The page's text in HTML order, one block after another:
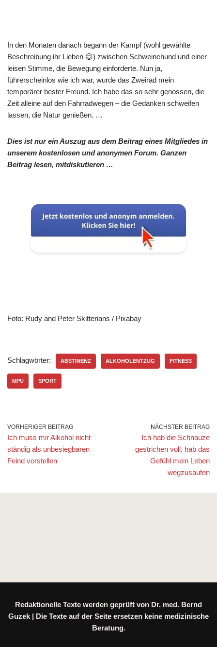
In den Monaten danach begann der Kampf (wohl gewählte
Beschreibung ihr Lieben 😉) zwischen Schweinehund und einer
leisen Stimme, die Bewegung einforderte. Nun ja,
führerscheinlos wie ich war, wurde das Zweirad mein
temporärer bester Freund. Ich habe das so sehr genossen, die
Zeit alleine auf den Fahrradwegen – die Gedanken schweifen
lassen, die Natur genießen. …
Dies ist nur ein Auszug aus dem Beitrag eines Mitgliedes in
unserem kostenlosen und anonymen Forum. Ganzen
Beitrag lesen, mitdiskutieren …
Foto: Rudy and Peter Skitterians / Pixabay
Schlagwörter: ABSTINENZ ALKOHOLENTZUG FITNESS
MPU SPORT
VORHERIGER BEITRAG
Ich muss mir Alkohol nicht
ständig als unbesiegbaren
Feind vorstellen
NÄCHSTER BEITRAG
Ich hab die Schnauze
gestrichen voll, hab das
Gefühl mein Leben
wegzusaufen
Redaktionelle Texte werden geprüft von Dr. med. Bernd
Guzek | Die Texte auf der Seite ersetzen keine medizinische
Beratung.